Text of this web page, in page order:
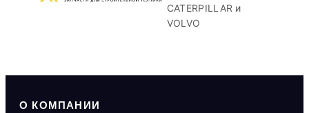
CATERPILLAR и
VOLVO
О КОМПАНИИ